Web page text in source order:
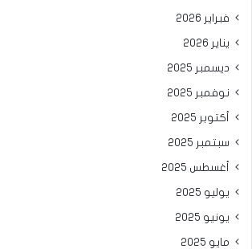
فبراير 2026
يناير 2026
ديسمبر 2025
نوفمبر 2025
أكتوبر 2025
سبتمبر 2025
أغسطس 2025
يوليو 2025
يونيو 2025
مايو 2025